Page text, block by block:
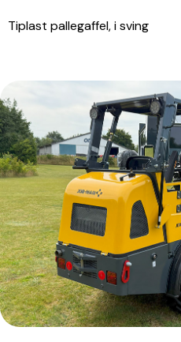
Tiplast pallegaffel, i sving